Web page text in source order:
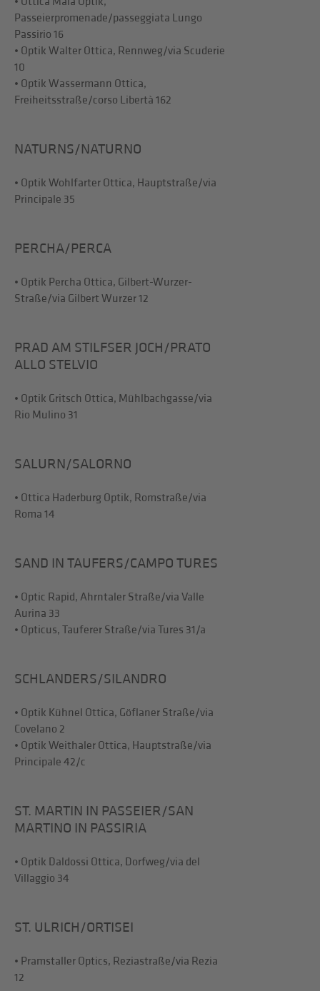
Passeierpromenade/passeggiata Lungo
Passirio 16
• Optik Walter Ottica, Rennweg/via Scuderie
10
• Optik Wassermann Ottica,
Freiheitsstraße/corso Libertà 162
NATURNS/NATURNO
• Optik Wohlfarter Ottica, Hauptstraße/via
Principale 35
PERCHA/PERCA
• Optik Percha Ottica, Gilbert-Wurzer-
Straße/via Gilbert Wurzer 12
PRAD AM STILFSER JOCH/PRATO
ALLO STELVIO
• Optik Gritsch Ottica, Mühlbachgasse/via
Rio Mulino 31
SALURN/SALORNO
• Ottica Haderburg Optik, Romstraße/via
Roma 14
SAND IN TAUFERS/CAMPO TURES
• Optic Rapid, Ahrntaler Straße/via Valle
Aurina 33
• Opticus, Tauferer Straße/via Tures 31/a
SCHLANDERS/SILANDRO
• Optik Kühnel Ottica, Göflaner Straße/via
Covelano 2
• Optik Weithaler Ottica, Hauptstraße/via
Principale 42/c
ST. MARTIN IN PASSEIER/SAN
MARTINO IN PASSIRIA
• Optik Daldossi Ottica, Dorfweg/via del
Villaggio 34
ST. ULRICH/ORTISEI
• Pramstaller Optics, Reziastraße/via Rezia
12